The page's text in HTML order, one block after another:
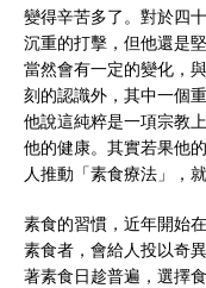
變得辛苦多了。對於四
沉重的打擊，但他還是
當然會有一定的變化，
刻的認識外，其中一個
他說這純粹是一項宗教
他的健康。其實若果他
人推動「素食療法」，
素食的習慣，近年開始
素食者，會給人投以奇
著素食日趁普遍，選擇